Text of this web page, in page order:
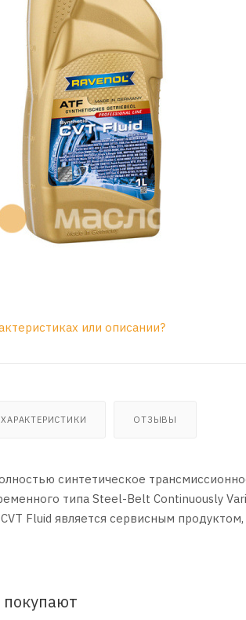
или описании?
ХАРАКТЕРИСТИКИ ОТЗЫВЫ
синтетическое
типа Steel-Belt Continuously
Fluid является сервисным